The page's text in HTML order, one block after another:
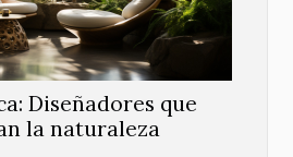
Diseñadores que
la naturaleza